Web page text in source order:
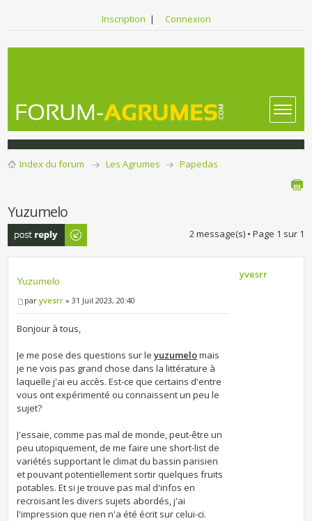
Inscription | Connexion
Index du forum Les Agrumes Papedas
Yuzumelo
Publier une
réponse
2 message(s) • Page 1 sur 1
Yuzumelo
paryvesrr » 31 Juil 2023, 20:40
Bonjour à tous,
Je me pose des questions sur leyuzumelomais
je ne vois pas grand chose dans la littérature à
laquelle j'ai eu accès. Est-ce que certains d'entre
vous ont expérimenté ou connaissent un peu le
sujet?
J'essaie, comme pas mal de monde, peut-être un
peu utopiquement, de me faire une short-list de
variétés supportant le climat du bassin parisien
et pouvant potentiellement sortir quelques fruits
potables. Et si je trouve pas mal d'infos en
recroisant les divers sujets abordés, j'ai
l'impression que rien n'a été écrit sur celui-ci.
yvesrr